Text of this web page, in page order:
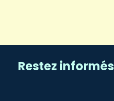
Restez informés